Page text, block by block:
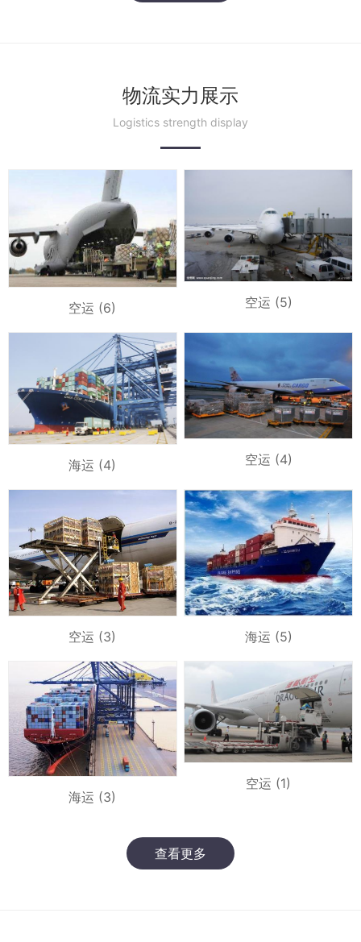
物流实力展示
Logistics strength display
空运 (6) 空运 (5)
海运 (4) 空运 (4)
空运 (3) 海运 (5)
海运 (3)
空运 (1)
查看更多